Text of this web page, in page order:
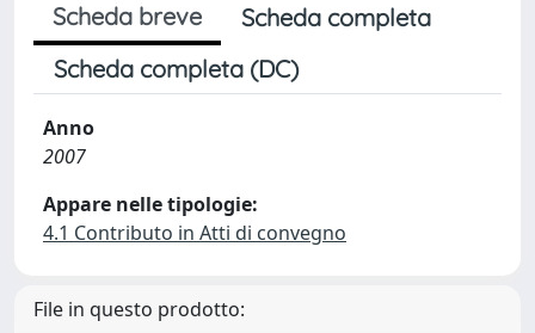
Scheda breve
Scheda completa
Scheda completa (DC)
Anno
2007
Appare nelle tipologie:
4.1 Contributo in Atti di convegno
File in questo prodotto: